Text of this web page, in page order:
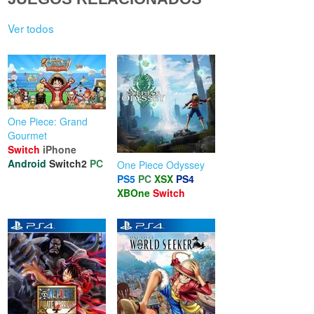
Ver todos
One Piece: Grand
Gourmet
Switch iPhone
Android Switch2 PC
One Piece Odyssey
PS5 PC XSX PS4
XBOne Switch